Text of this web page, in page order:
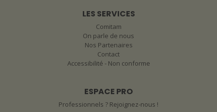
LES SERVICES
Comitam
On parle de nous
Nos Partenaires
Contact
Accessibilité - Non conforme
ESPACE PRO
Professionnels ? Rejoignez-nous !